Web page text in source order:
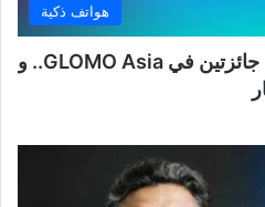
هواتف ذكية
Honor Magic V6 يخطف جائزتين في GLOMO Asia.. و